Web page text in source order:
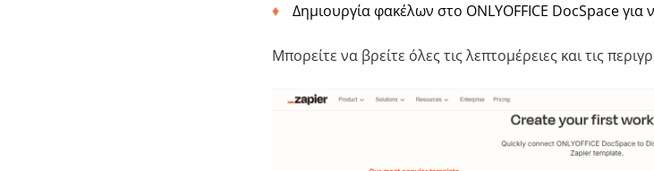
Δημιουργία φακέλων στο ONLYOFFICE DocSpace
Μπορείτε να βρείτε όλες τις λεπτομέρειες και τις